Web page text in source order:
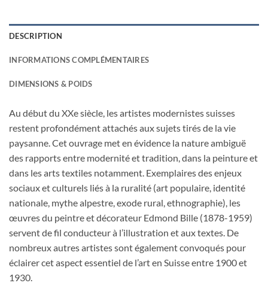
DESCRIPTION
INFORMATIONS COMPLÉMENTAIRES
DIMENSIONS & POIDS
Au début du XXe siècle, les artistes modernistes suisses
restent profondément attachés aux sujets tirés de la vie
paysanne. Cet ouvrage met en évidence la nature ambiguë
des rapports entre modernité et tradition, dans la peinture et
dans les arts textiles notamment. Exemplaires des enjeux
sociaux et culturels liés à la ruralité (art populaire, identité
nationale, mythe alpestre, exode rural, ethnographie), les
œuvres du peintre et décorateur Edmond Bille (1878-1959)
servent de fil conducteur à l’illustration et aux textes. De
nombreux autres artistes sont également convoqués pour
éclairer cet aspect essentiel de l’art en Suisse entre 1900 et
1930.